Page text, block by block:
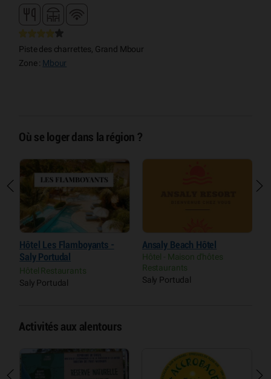
Piste des charrettes, Grand Mbour
Zone : Mbour
Où se loger dans la région ?
Hôtel Les Flamboyants -
Saly Portudal
Hôtel Restaurants
Saly Portudal
Ansaly Beach Hôtel
Hôtel - Maison d'hôtes
Restaurants
Saly Portudal
Activités aux alentours